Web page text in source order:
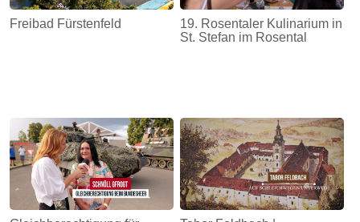
Freibad Fürstenfeld
19. Rosentaler Kulinarium in
St. Stefan im Rosental